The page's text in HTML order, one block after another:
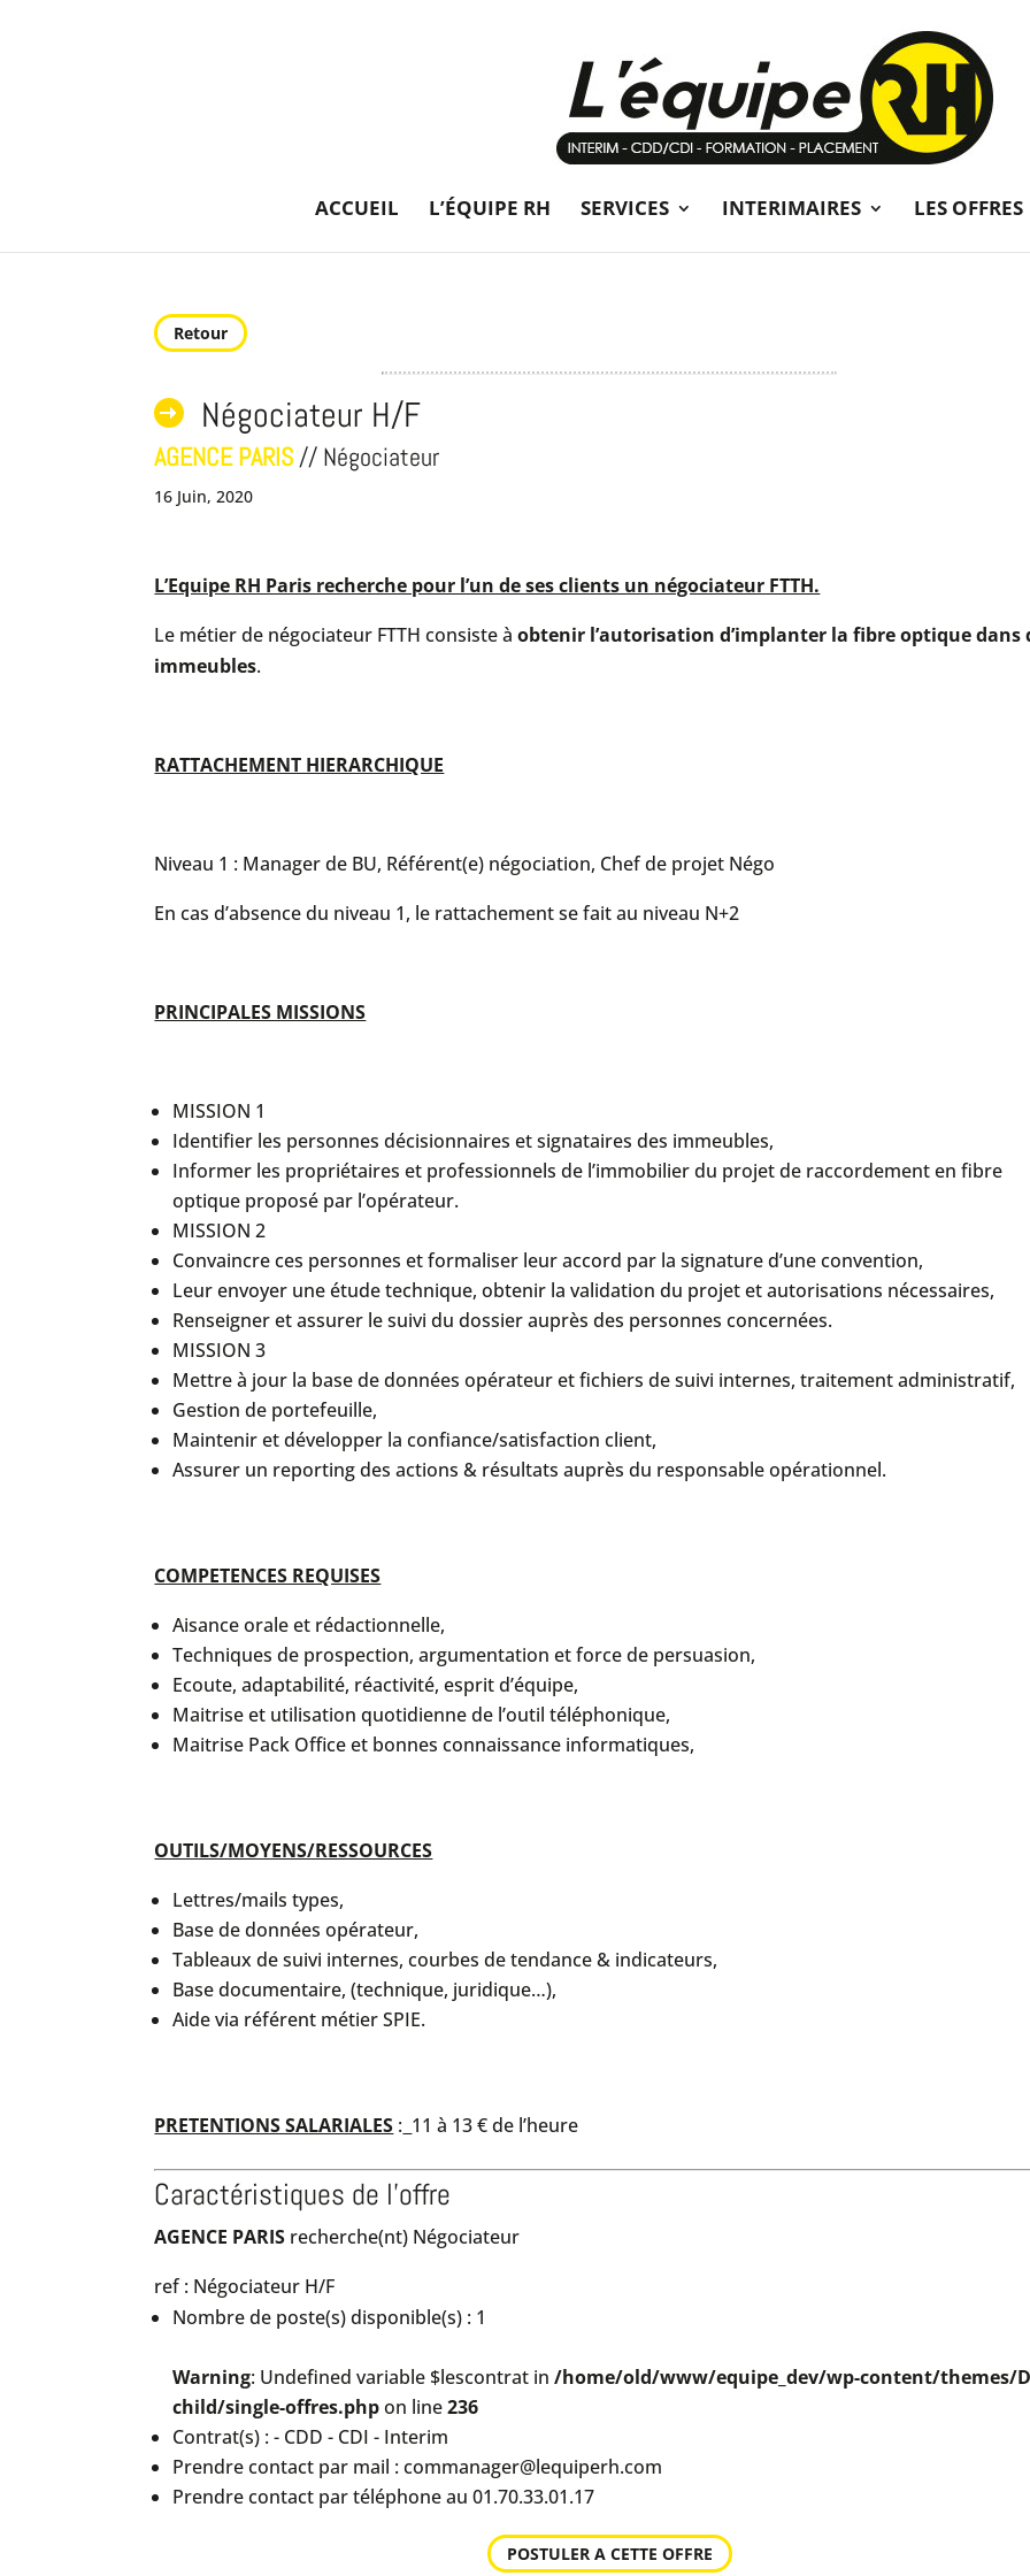
ACCUEIL L’ÉQUIPE RH SERVICES INTERIMAIRES LES OFFRES
Retour
Négociateur H/F
AGENCE PARIS// Négociateur
16 Juin, 2020
L’Equipe RH Paris recherche pour l’un de ses clients un négociateur FTTH.
Le métier de négociateur FTTH consiste àobtenir l’autorisation d’implanter la fibre optique dans
immeubles.
RATTACHEMENT HIERARCHIQUE
Niveau 1 : Manager de BU, Référent(e) négociation, Chef de projet Négo
En cas d’absence du niveau 1, le rattachement se fait au niveau N+2
PRINCIPALES MISSIONS
MISSION 1
Identifier les personnes décisionnaires et signataires des immeubles,
Informer les propriétaires et professionnels de l’immobilier du projet de raccordement en fibre
optique proposé par l’opérateur.
MISSION 2
Convaincre ces personnes et formaliser leur accord par la signature d’une convention,
Leur envoyer une étude technique, obtenir la validation du projet et autorisations nécessaires,
Renseigner et assurer le suivi du dossier auprès des personnes concernées.
MISSION 3
Mettre à jour la base de données opérateur et fichiers de suivi internes, traitement administratif,
Gestion de portefeuille,
Maintenir et développer la confiance/satisfaction client,
Assurer un reporting des actions & résultats auprès du responsable opérationnel.
COMPETENCES REQUISES
Aisance orale et rédactionnelle,
Techniques de prospection, argumentation et force de persuasion,
Ecoute, adaptabilité, réactivité, esprit d’équipe,
Maitrise et utilisation quotidienne de l’outil téléphonique,
Maitrise Pack Office et bonnes connaissance informatiques,
OUTILS/MOYENS/RESSOURCES
Lettres/mails types,
Base de données opérateur,
Tableaux de suivi internes, courbes de tendance & indicateurs,
Base documentaire, (technique, juridique…),
Aide via référent métier SPIE.
PRETENTIONS SALARIALES : 11 à 13 € de l’heure
Caractéristiques de l'offre
AGENCE PARIS recherche(nt) Négociateur
ref : Négociateur H/F
Nombre de poste(s) disponible(s) : 1
Warning: Undefined variable $lescontrat in/home/old/www/equipe_dev/wp-content/themes/
child/single-offres.phpon line236
Contrat(s) : - CDD - CDI - Interim
Prendre contact par mail : commanager@lequiperh.com
Prendre contact par téléphone au 01.70.33.01.17
POSTULER A CETTE OFFRE